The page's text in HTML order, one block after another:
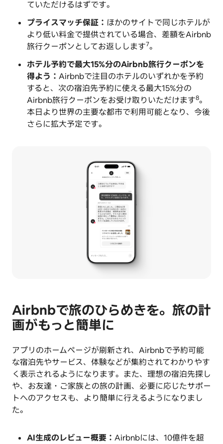
ていただけるはずです。
プライスマッチ保証： ほかのサイトで同じホテルが
より低い料金で提供されている場合、差額をAirbnb
旅行クーポンとしてお返しします7。
ホテル予約で最大15%分のAirbnb旅行クーポンを
得よう： Airbnbで注目のホテルのいずれかを予約
すると、次の宿泊先予約に使える最大15%分の
Airbnb旅行クーポンをお受け取りいただけます8。
本日より世界の主要な都市で利用可能となり、今後
さらに拡大予定です。
Airbnbで旅のひらめきを。旅の計
画がもっと簡単に
アプリのホームページが刷新され、Airbnbで予約可能
な宿泊先やサービス、体験などが集約されてわかりやす
く表示されるようになります。また、理想の宿泊先探し
や、お友達・ご家族との旅の計画、必要に応じたサポー
トへのアクセスも、より簡単に行えるようになりまし
た。
AI生成のレビュー概要： Airbnbには、10億件を超